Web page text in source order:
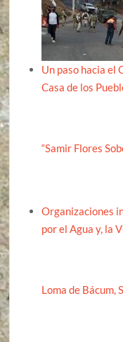
Un paso hacia el
Casa de los
“Samir Flores
Organizaciones
por el Agua y, la
Loma de Bácum,